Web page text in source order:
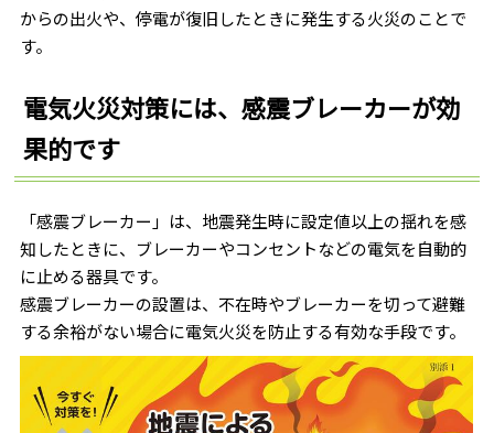
からの出火や、停電が復旧したときに発生する火災のことで
す。
電気火災対策には、感震ブレーカーが効
果的です
「感震ブレーカー」は、地震発生時に設定値以上の揺れを感
知したときに、ブレーカーやコンセントなどの電気を自動的
に止める器具です。
感震ブレーカーの設置は、不在時やブレーカーを切って避難
する余裕がない場合に電気火災を防止する有効な手段です。